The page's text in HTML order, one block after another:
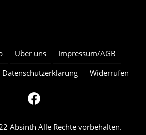
Über uns
Impressum/AGB
Datenschutzerklärung Widerrufen
Absinth Alle Rechte vorbehalten.